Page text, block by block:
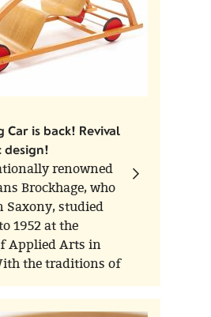
Car is back! Revival
design!
renowned
Brockhage, who
Saxony, studied
1952 at the
Applied Arts in
the traditions of
homeland at his
a rocking horse